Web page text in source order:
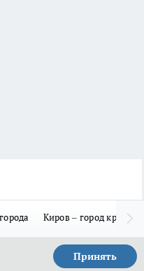
Киров – город
Принять